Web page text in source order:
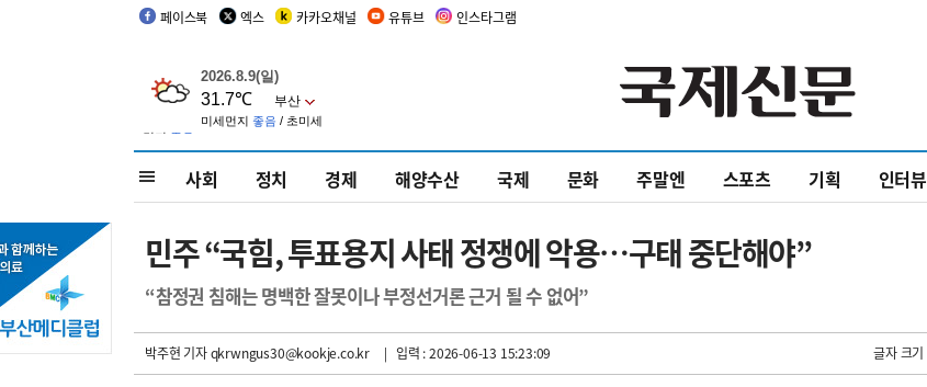
페이스북 엑스 카카오채널 유튜브 인스타그램
사회 정치 경제 해양수산 국제 문화 주말엔 스포츠 기획 인터뷰
민주 “국힘, 투표용지 사태 정쟁에 악용…구태 중단해야”
“참정권 침해는 명백한 잘못이나 부정선거론 근거 될 수 없어”
박주현 기자qkrwngus30@kookje.co.kr | 입력 : 2026-06-13 15:23:09 글자 크기